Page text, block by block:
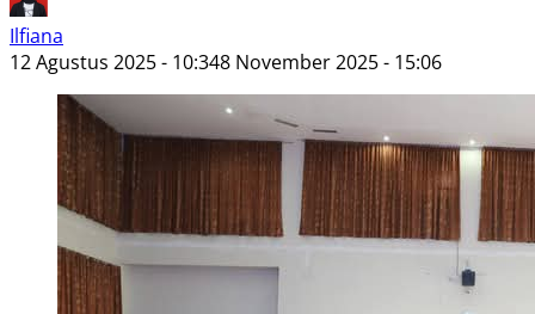
Ilfiana
12 Agustus 2025 - 10:348 November 2025 - 15:06